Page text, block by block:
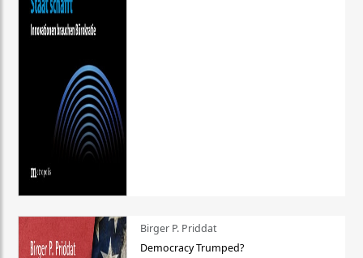
Birger P. Priddat
Democracy Trumped?